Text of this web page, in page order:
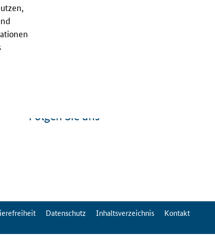
Folgen Sie uns
Datenschutz Inhaltsverzeichnis Kontakt